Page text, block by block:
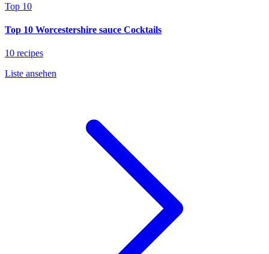
Top 10
Top 10 Worcestershire sauce Cocktails
10 recipes
Liste ansehen